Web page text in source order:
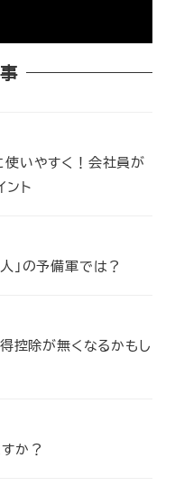
いやすく！会社員が
ント
」の予備軍では？
除が無くなるかもし
か？